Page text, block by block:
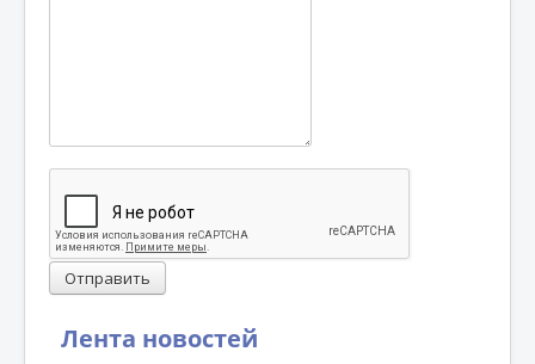
Лента новостей
Отправить